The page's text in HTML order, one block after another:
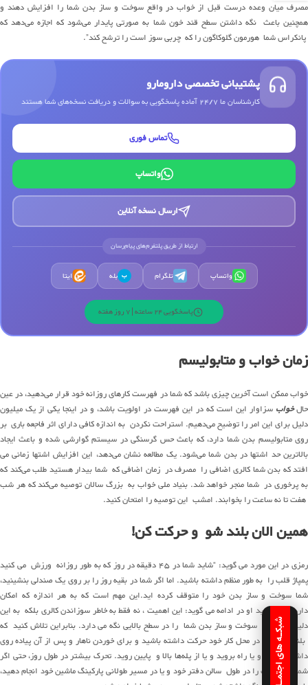
مصرف میان وعده درست قبل از خواب در واقع سوخت و ساز بدنشما را افزایش دهند و
همچنین باعثنگه داشتن سطح قند خون شما به صورتیپایدار می‌شودکه اجازه می‌دهدکه
پانکراس شما هورمونگلوکاگونرا که چربی سوز است را ترشح کند”.
پشتیبانی تخصصی دارومارو
کارشناسان ما 24/7 آماده پاسخگویی به سوالات و دریافت نسخه‌های شما هستند
تماس فوری
واتساپ
ارسال نسخه آنلاین
ارتباط از طریق پلتفرم‌های پیام‌رسان
واتساپ تلگرام ب بله ایتا
پاسخگویی 24 ساعته | 7 روز هفته
زمان خواب و متابولیسم
خواب ممکن است آخرین چیزی باشد که شما در فهرست کارهای روزانه خود قرارمی‌دهید،درعین
حالخواب سزاوار این است که در این فهرست در اولویت باشد، و در اینجا یکی ازیکمیلیون
دلیل برای این امر را توضیحمی‌دهیم. استراحت نکردن به اندازهکافی دارای اثر فاجعه باری بر
رویمتابولیسم بدن شما دارد، که باعث حس گرسنگی در سیستم گوارشی شده و باعث ایجاد
بالاترین حد اشتها در بدن شمامی‌شود.یک مطالعه نشانمی‌دهد، این افزایش اشتها زمانیمی
افتدکه بدن شما کالری اضافی را مصرف در زمان اضافی که شما بیدار هستید طلبمی‌کندکه
به پرخوری در شما منجر خواهد شد. بنیاد ملی خواب بهبزرگسالانتوصیهمی‌کندکه هر شب
هفتتانهساعت را بخوابند. امشب این توصیه را امتحان کنید.
همینالانبلند شو و حرکت کن!
رمزی در این مورد می گوید: “شاید شما در ۴۵ دقیقه در روز که به طور روزانه ورزش می کنید
پمپاژ قلب را به طور منظم داشته باشید. اما اگر شما در بقیه روز را بر روی یک صندلی بنشینید،
شما سوخت و ساز بدن خود را متوقف کرده اید.این مهم است که به هر اندازه که امکان
دارد،حرکت کنید او در ادامه می گوید: این اهمیت ، نه فقط به خاطر سوزاندن کالری بلکه به این
دلیل است که سوخت و ساز بدن شما را در سطح بالایی نگه می دارد. بنابراین تلاش کنید که
بلند شوید و در محل کار خود حرکت داشته باشید و برای خوردن ناهار وپس ازآنپیادهروی
داشته باشید، و یا راه بروید و یا ازپله‌هابالا و پایین روید. تحرک بیشتر در طول روز، حتی اگر
شما این حرکت را در طول سالن دفتر خود و یا در مسیر طولانی پارکینگ ماشین خود انجام دهید،
شبکـه های اجتمـاعـی